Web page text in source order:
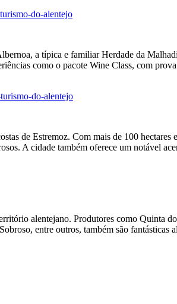
a típica e familiar Herdade da
como o pacote Wine Class, com
de Estremoz. Com mais de 100 hectares
A cidade também oferece um notável
alentejano. Produtores como Quinta
entre outros, também são fantásticas